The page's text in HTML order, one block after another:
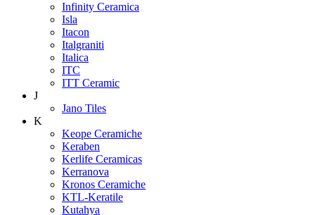
Infinity Ceramica
Isla
Itacon
Italgraniti
Italica
ITC
ITT Ceramic
J
Jano Tiles
K
Keope Ceramiche
Keraben
Kerlife Ceramicas
Kerranova
Kronos Ceramiche
KTL-Keratile
Kutahya